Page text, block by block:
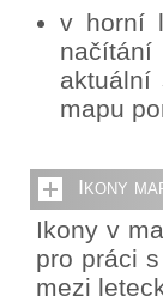
v horní
aktuální
mapu
Ikony
Ikony v
pro práci
mezi